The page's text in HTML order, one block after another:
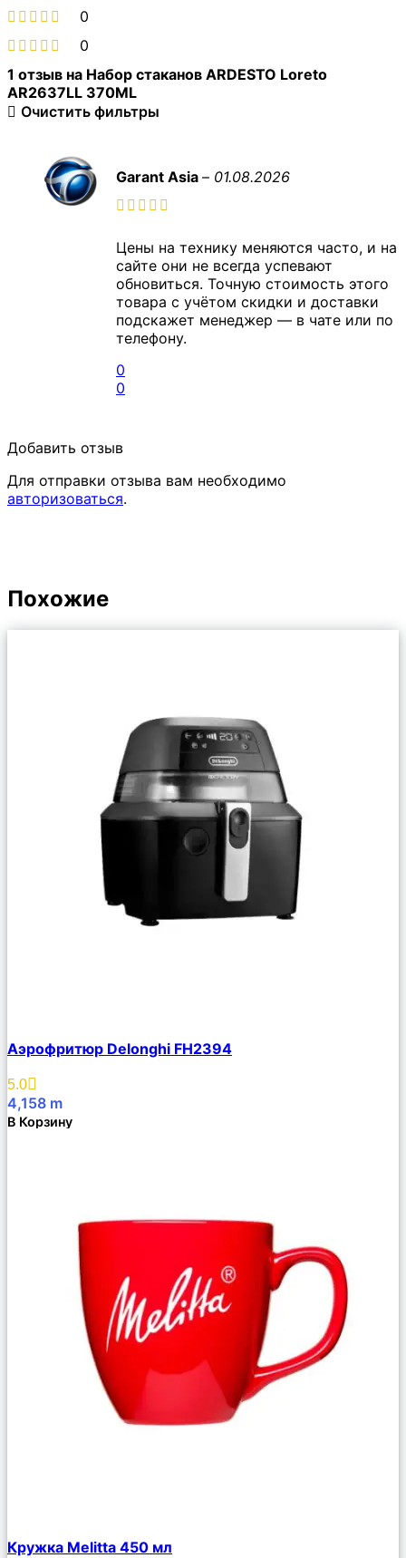
0
0
1 отзыв на Набор стаканов ARDESTO Loreto
AR2637LL 370ML
Очистить фильтры
Garant Asia – 01.08.2026
Цены на технику меняются часто, и на
сайте они не всегда успевают
обновиться. Точную стоимость этого
товара с учётом скидки и доставки
подскажет менеджер — в чате или по
телефону.
0
0
Добавить отзыв
Для отправки отзыва вам необходимо
авторизоваться.
Похожие
Описание
Избранное
Аэрофритюр Delonghi FH2394
5.0
4,158 m
В Корзину
Описание
Кружка Melitta 450 мл